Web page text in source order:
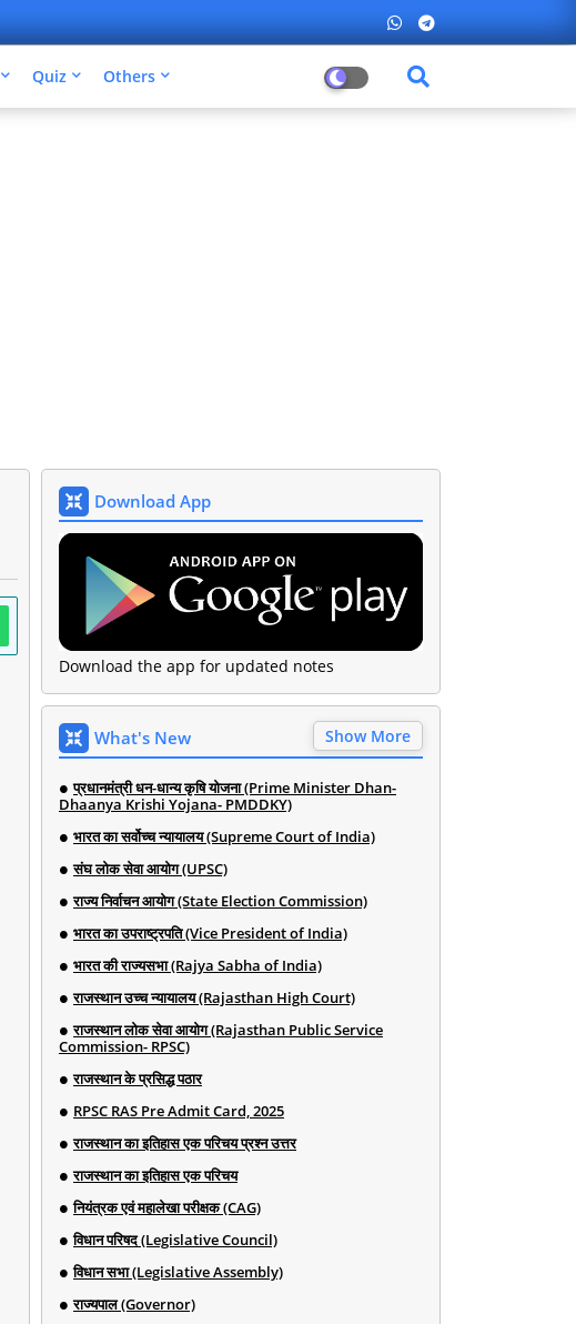
Quiz Others
Download App
Download the app for updated notes
What's New Show More
प्रधानमंत्री धन-धान्य कृषि योजना (Prime Minister Dhan-
Dhaanya Krishi Yojana- PMDDKY)
भारत का सर्वोच्च न्यायालय (Supreme Court of India)
संघ लोक सेवा आयोग (UPSC)
राज्य निर्वाचन आयोग (State Election Commission)
भारत का उपराष्ट्रपति (Vice President of India)
भारत की राज्यसभा (Rajya Sabha of India)
राजस्थान उच्च न्यायालय (Rajasthan High Court)
राजस्थान लोक सेवा आयोग (Rajasthan Public Service
Commission- RPSC)
राजस्थान के प्रसिद्ध पठार
RPSC RAS Pre Admit Card, 2025
राजस्थान का इतिहास एक परिचय प्रश्न उत्तर
राजस्थान का इतिहास एक परिचय
नियंत्रक एवं महालेखा परीक्षक (CAG)
विधान परिषद (Legislative Council)
विधान सभा (Legislative Assembly)
राज्यपाल (Governor)